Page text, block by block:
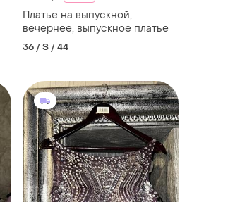
Платье на выпускной,
вечернее, выпускное платье
36 / S / 44